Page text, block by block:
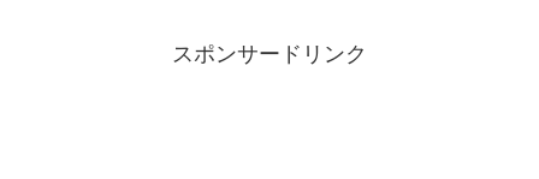
スポンサードリンク